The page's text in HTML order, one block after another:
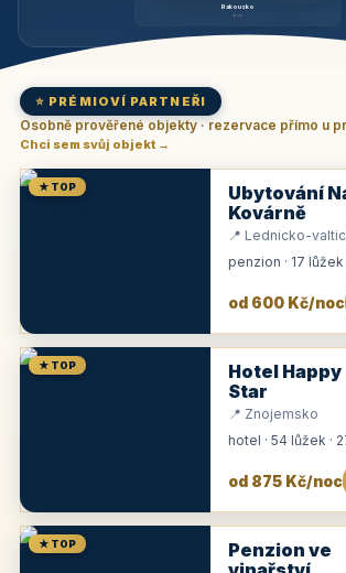
Rakousko
brzy
⭐ PRÉMIOVÍ PARTNEŘI
Osobně prověřené objekty · rezervace přímo u
Chci sem svůj objekt →
★ TOP
Ubytování
Kovárně
📍 Lednicko-
penzion · 17
od 600 Kč/noc
★ TOP
Hotel Happy
Star
📍 Znojemsko
hotel · 54 lůžek ·
od 875 Kč/noc
★ TOP
Penzion ve